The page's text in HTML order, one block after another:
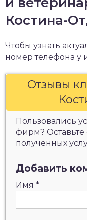
Костина-
Чтобы узнать
номер телефона у
Отзывы
Пользовались
фирм? Оставьте
полученных
Добавить
Имя *